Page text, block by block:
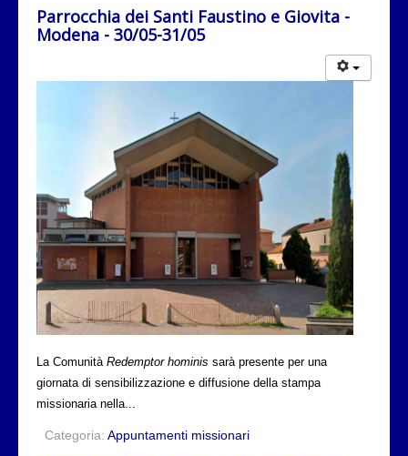
Chi siamo
Dove operiamo
Parrocchia dei Santi Faustino e Giovita -
Modena - 30/05-31/05
La Comunità Redemptor hominis sarà presente per una
giornata di sensibilizzazione e diffusione della stampa
missionaria nella...
Categoria: Appuntamenti missionari